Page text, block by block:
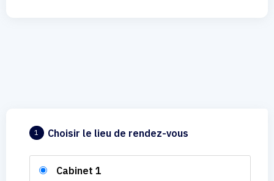
1 Choisir le lieu de rendez-vous
Cabinet 1